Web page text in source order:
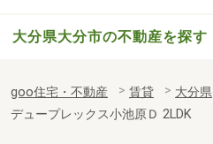
大分県大分市の不動産を探す
goo住宅・不動産 賃貸 大分県
デュープレックス小池原Ｄ 2LDK